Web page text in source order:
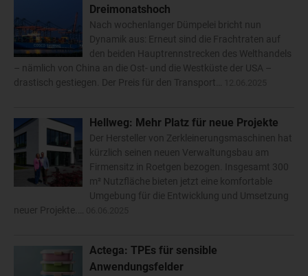
Dreimonatshoch
Nach wochenlanger Dümpelei bricht nun
Dynamik aus: Erneut sind die Frachtraten auf
den beiden Hauptrennstrecken des Welthandels
– nämlich von China an die Ost- und die Westküste der USA –
drastisch gestiegen. Der Preis für den Transport…
Hellweg: Mehr Platz für neue Projekte
Der Hersteller von Zerkleinerungsmaschinen hat
kürzlich seinen neuen Verwaltungsbau am
Firmensitz in Roetgen bezogen. Insgesamt 300
m² Nutzfläche bieten jetzt eine komfortable
Umgebung für die Entwicklung und Umsetzung
neuer Projekte.…
Actega: TPEs für sensible
Anwendungsfelder